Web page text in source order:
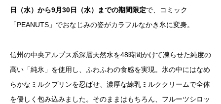
日（水）から9月30日（水）までの期間限定で、コミック
「PEANUTS」でおなじみの姿がカラフルなかき氷に変身。
信州の中央アルプス系深層天然水を48時間かけて凍らせた純度の
高い「純氷」を使用し、ふわふわの食感を実現。氷の中にはなめ
らかなミルクプリンを忍ばせ、濃厚な練乳ミルククリームで全体
を優しく包み込みました。そのままはもちろん、フルーツシロッ